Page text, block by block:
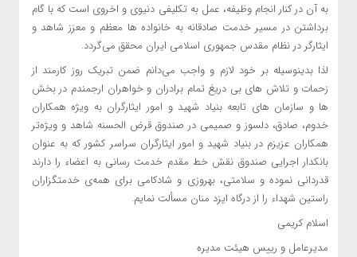
به آن در کنار انجام وظیفه، عمل به تکلیفی دنیوی و اخروی است که با گام
برداشتن در مسیر خدمت صادقانه به خانواده ها معظم و معزز شاهد و
ایثارگر در نظام مقدس جمهوری اسلامی ایران محقق می‌گردد.
لذا بدینوسیله بر خود لازم و واجب می‌دانم ضمن تبریک روز کارمند از
زحمات و تلاش های بی دریغ تمام برادران و خواهران ارجمندم در بخش
ها و سازمان های تابعه بنیاد شهید و امور ایثارگران به ویژه همکاران
خدوم، صادق، دلسوز و صمیمی در صندوق قرض الحسنه شاهد و ویژه‌تر
همکاران عزیزم در بنیاد شهید و امور ایثارگران سراسر کشور که به عنوان
بانکدار اجرایی صندوق نقش خط مقدم خدمت رسانی به اعضاء را دارند
قدردانی نموده و سلامتی، بهروزی و شادکامی برای همه‌ی خدمتگزاران
راستین شهداء را از درگاه ایزد منان مسألت نمایم.
اسلام کریمی
مدیرعامل و رییس هیئت مدیره